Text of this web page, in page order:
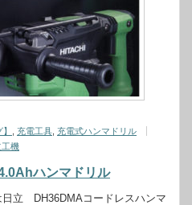
充電工具 充電式ハンマドリル
工機
ハンマドリル
日立 DH36DMAコードレスハンマ